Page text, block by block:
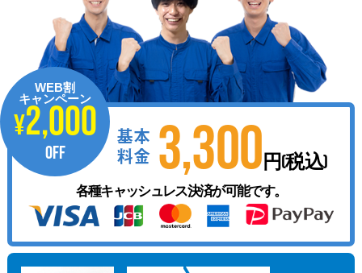
WEB割
キャンペーン
¥2,000
OFF
基本
料金 3,300 円(税込)
各種キャッシュレス決済が可能です。